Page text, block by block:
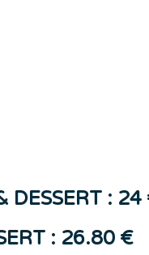
DESSERT : 24
: 26.80 €